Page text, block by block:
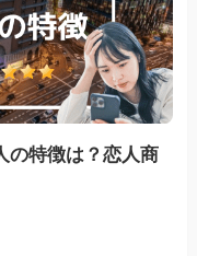
の特徴は？恋人商